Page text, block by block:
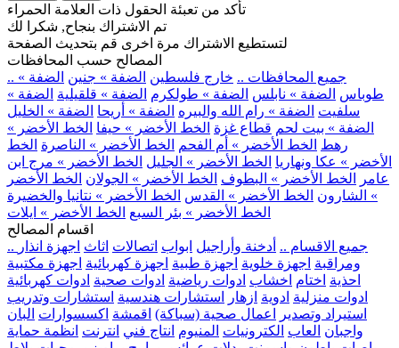
تأكد من تعبئة الحقول ذات العلامة الحمراء
تم الاشتراك بنجاح, شكرا لك
لتستطيع الاشتراك مرة اخرى قم بتحديث الصفحة
المصالح حسب المحافظات
.. جميع المحافظات .. خارج فلسطين الضفة » جنين الضفة »
طوباس الضفة » نابلس الضفة » طولكرم الضفة » قلقيلية الضفة »
سلفيت الضفة » رام الله والبيره الضفة » أريحا الضفة » الخليل
الضفة » بيت لحم قطاع غزة الخط الأخضر » حيفا الخط الأخضر »
رهط الخط الأخضر » أم الفحم الخط الأخضر » الناصرة الخط
الأخضر » عكا ونهاريا الخط الأخضر » الجليل الخط الأخضر » مرج ابن
عامر
الخط الأخضر » البطوف الخط الأخضر » الجولان الخط الأخضر
» الشارون الخط الأخضر » القدس الخط الأخضر » نتانيا والخضيرة
الخط الأخضر » بئر السبع الخط الأخضر » ايلات
اقسام المصالح
.. جميع الاقسام .. أدخنة وأراجيل ابواب اتصالات اثاث اجهزة انذار
ومراقبة اجهزة خلوية اجهزة طبية اجهزة كهربائية اجهزة مكتبية
احذية اختام اخشاب ادوات رياضية ادوات صحية ادوات كهربائية
ادوات منزلية ادوية ازهار استشارات هندسية استشارات وتدريب
استيراد وتصدير
اعمال صحية (سباكة) اقمشة اكسسوارات البان
واجبان العاب الكترونيات المنيوم انتاج فني انترنت انظمة حماية